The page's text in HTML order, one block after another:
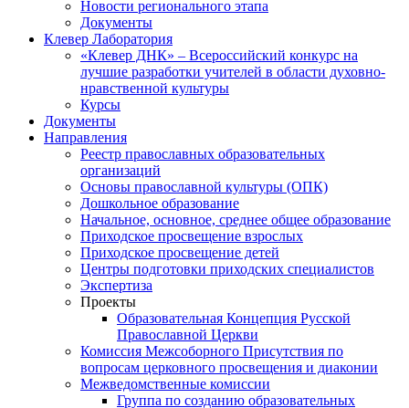
Новости регионального этапа
Документы
Клевер Лаборатория
«Клевер ДНК» – Всероссийский конкурс на
лучшие разработки учителей в области духовно-
нравственной культуры
Курсы
Документы
Направления
Реестр православных образовательных
организаций
Основы православной культуры (ОПК)
Дошкольное образование
Начальное, основное, среднее общее образование
Приходское просвещение взрослых
Приходское просвещение детей
Центры подготовки приходских специалистов
Экспертиза
Проекты
Образовательная Концепция Русской
Православной Церкви
Комиссия Межсоборного Присутствия по
вопросам церковного просвещения и диаконии
Межведомственные комиссии
Группа по созданию образовательных